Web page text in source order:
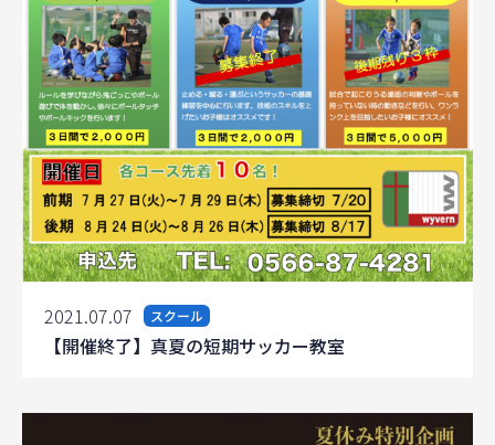
2021.07.07 スクール
【開催終了】真夏の短期サッカー教室